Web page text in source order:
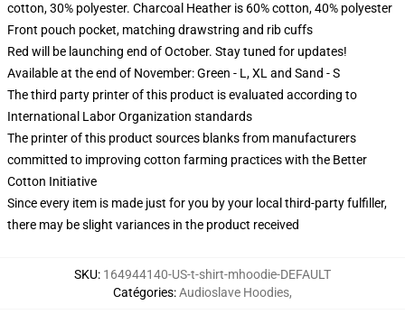
cotton, 30% polyester. Charcoal Heather is 60% cotton, 40% polyester
Front pouch pocket, matching drawstring and rib cuffs
Red will be launching end of October. Stay tuned for updates!
Available at the end of November: Green - L, XL and Sand - S
The third party printer of this product is evaluated according to
International Labor Organization standards
The printer of this product sources blanks from manufacturers
committed to improving cotton farming practices with the Better
Cotton Initiative
Since every item is made just for you by your local third-party fulfiller,
there may be slight variances in the product received
SKU: 164944140-US-t-shirt-mhoodie-DEFAULT
Catégories:Audioslave Hoodies,